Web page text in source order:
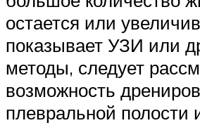
остается или
показывает УЗИ или
методы, следует
возможность
плевральной полости